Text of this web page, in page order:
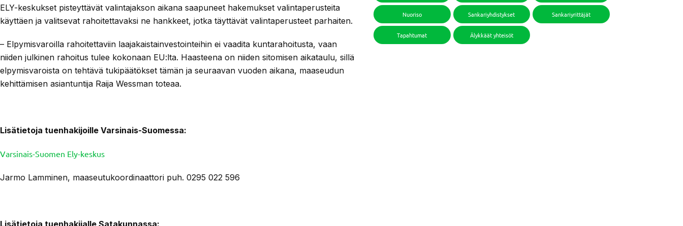
ELY-keskukset pisteyttävät valintajakson aikana saapuneet hakemukset valintaperusteita
käyttäen ja valitsevat rahoitettavaksi ne hankkeet, jotka täyttävät valintaperusteet parhaiten.
– Elpymisvaroilla rahoitettaviin laajakaistainvestointeihin ei vaadita kuntarahoitusta, vaan
niiden julkinen rahoitus tulee kokonaan EU:lta. Haasteena on niiden sitomisen aikataulu, sillä
elpymisvaroista on tehtävä tukipäätökset tämän ja seuraavan vuoden aikana, maaseudun
kehittämisen asiantuntija Raija Wessman toteaa.
Lisätietoja tuenhakijoille Varsinais-Suomessa:
Varsinais-Suomen Ely-keskus
Jarmo Lamminen, maaseutukoordinaattori puh. 0295 022 596
Lisätietoja tuenhakijalle Satakunnassa:
Nuoriso Sankariyhdistykset Sankariyrittäjät
Tapahtumat Älykkäät yhteisöt